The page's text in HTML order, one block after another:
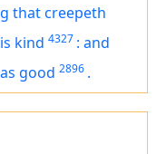
that creepeth
kind 4327 : and
good 2896 .